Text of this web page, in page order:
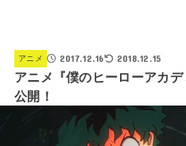
アニメ 2017.12.16 2018.12.15
アニメ『僕のヒーローアカ
公開！